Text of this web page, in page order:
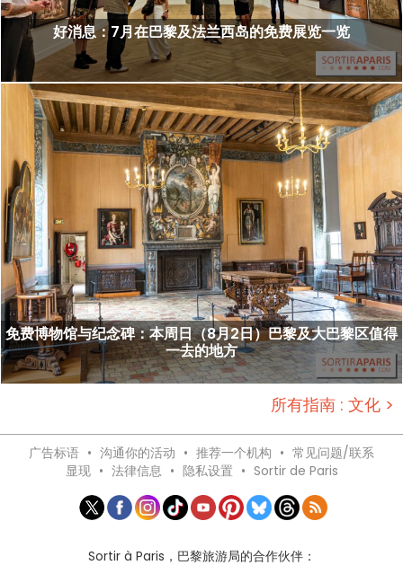
好消息：7月在巴黎及法兰西岛的免费展览一览
免费博物馆与纪念碑：本周日（8月2日）巴黎及大巴黎区值得
一去的地方
所有指南 : 文化 >
广告标语 • 沟通你的活动 • 推荐一个机构 • 常见问题/联系
显现 • 法律信息 • 隐私设置 • Sortir de Paris
Sortir à Paris，巴黎旅游局的合作伙伴：